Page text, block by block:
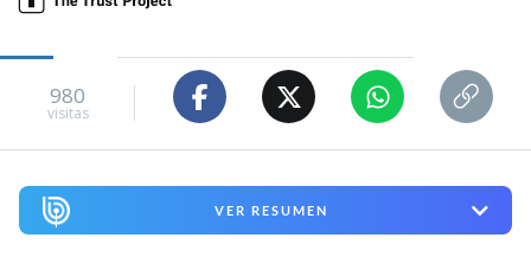
980
visitas
VER RESUMEN